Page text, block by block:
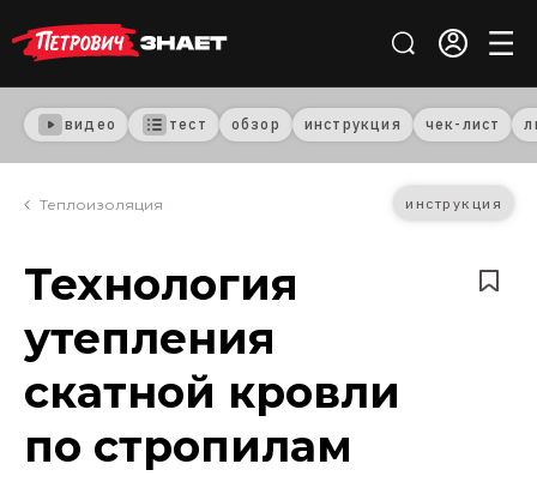
видео тест обзор инструкция чек-лист
Теплоизоляция инструкция
Технология
утепления
скатной кровли
по стропилам